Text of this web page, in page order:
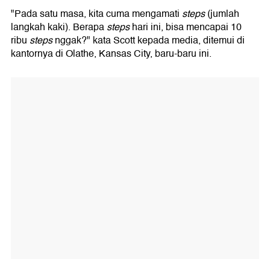
"Pada satu masa, kita cuma mengamati steps(jumlah
langkah kaki). Berapastepshari ini, bisa mencapai 10
ribu stepsnggak?" kata Scott kepada media, ditemui di
kantornya di Olathe, Kansas City, baru-baru ini.